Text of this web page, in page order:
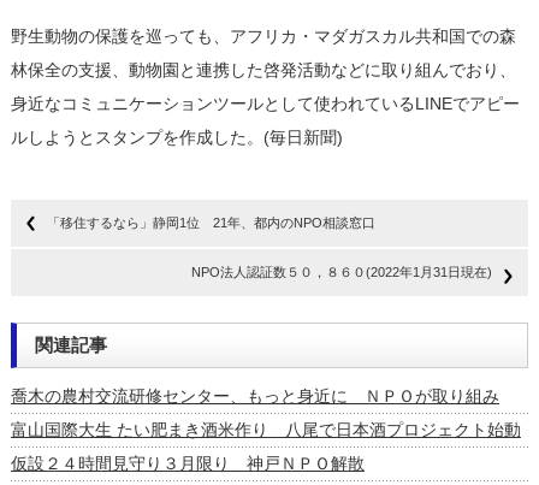
野生動物の保護を巡っても、アフリカ・マダガスカル共和国での森
林保全の支援、動物園と連携した啓発活動などに取り組んでおり、
身近なコミュニケーションツールとして使われているLINEでアピー
ルしようとスタンプを作成した。(毎日新聞)
「移住するなら」静岡1位 21年、都内のNPO相談窓口
NPO法人認証数５０，８６０(2022年1月31日現在)
関連記事
喬木の農村交流研修センター、もっと身近に ＮＰＯが取り組み
富山国際大生 たい肥まき酒米作り 八尾で日本酒プロジェクト始動
仮設２４時間見守り３月限り 神戸ＮＰＯ解散